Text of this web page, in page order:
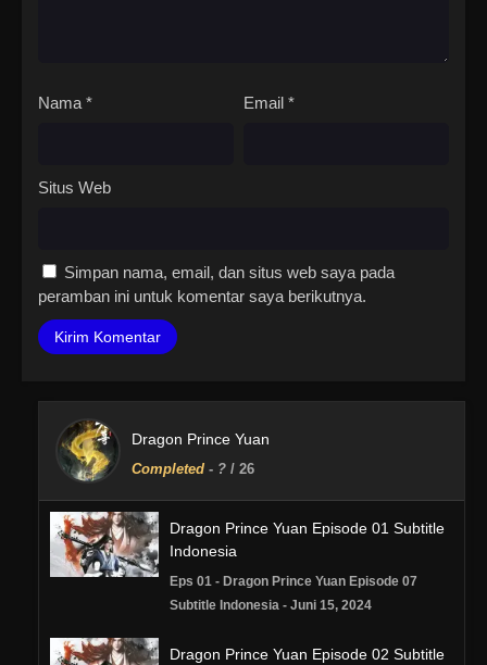
Nama * Email *
Situs Web
Simpan nama, email, dan situs web saya pada
peramban ini untuk komentar saya berikutnya.
Dragon Prince Yuan
Completed - ? / 26
Dragon Prince Yuan Episode 01 Subtitle
Indonesia
Eps 01 - Dragon Prince Yuan Episode 07
Subtitle Indonesia - Juni 15, 2024
Dragon Prince Yuan Episode 02 Subtitle